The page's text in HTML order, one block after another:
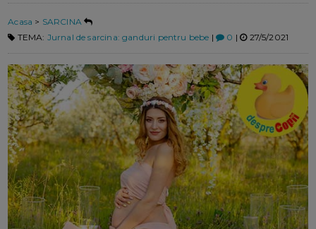
Acasa > SARCINA
TEMA: Jurnal de sarcina: ganduri pentru bebe | 0 | 27/5/2021